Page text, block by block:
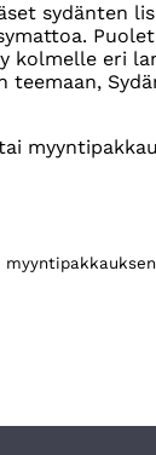
sydänten
kolmelle eri
teemaan,